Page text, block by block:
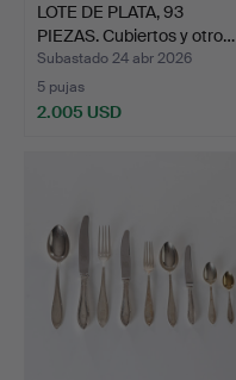
LOTE DE PLATA, 93
PIEZAS. Cubiertos y otro…
Subastado 24 abr 2026
5 pujas
2.005 USD